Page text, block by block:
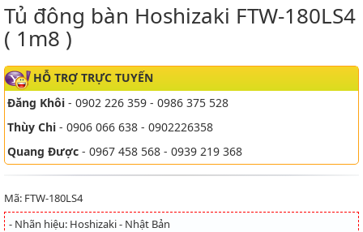
Tủ đông bàn Hoshizaki FTW-180LS4
( 1m8 )
HỖ TRỢ TRỰC TUYẾN
Đăng Khôi - 0902 226 359 - 0986 375 528
Thùy Chi - 0906 066 638 - 0902226358
Quang Được - 0967 458 568 - 0939 219 368
Mã: FTW-180LS4
- Nhãn hiệu: Hoshizaki - Nhật Bản